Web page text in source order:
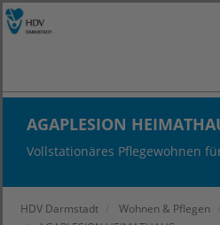
AGAPLESION
Vollstationäres Pflegewohnen
HDV Darmstadt Wohnen & Pflegen